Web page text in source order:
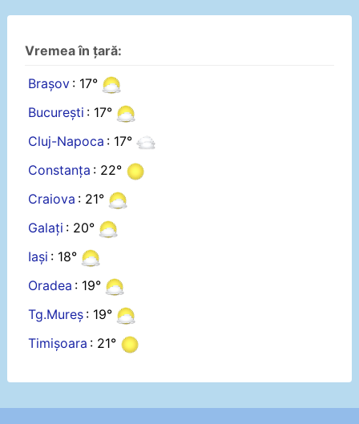
Vremea în țară:
Brașov : 17°
București : 17°
Cluj-Napoca : 17°
Constanța : 22°
Craiova : 21°
Galați : 20°
Iași : 18°
Oradea : 19°
Tg.Mureș : 19°
Timișoara : 21°